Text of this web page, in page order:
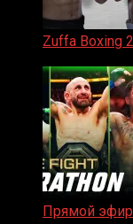
Zuffa Boxing
Прямой